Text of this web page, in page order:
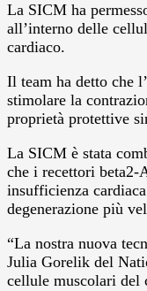
La SICM ha
all’interno delle
cardiaco.
Il team ha detto che
stimolare la
proprietà protettive
La SICM è stata
che i recettori beta2-
insufficienza
degenerazione più
“La nostra nuova
Julia Gorelik del
cellule muscolari del